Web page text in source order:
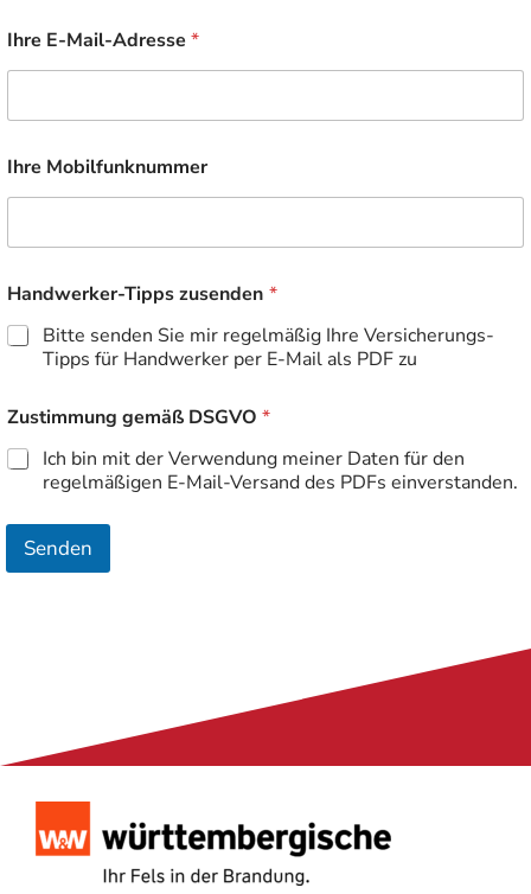
b
i
l
u
k
m
r
H
a
w
r
r
T
Ihre E-Mail-Adresse *
Ihre Mobilfunknummer
Handwerker-Tipps zusenden *
Bitte senden Sie mir regelmäßig Ihre Versicherungs-
Tipps für Handwerker per E-Mail als PDF zu
Zustimmung gemäß DSGVO *
Ich bin mit der Verwendung meiner Daten für den
regelmäßigen E-Mail-Versand des PDFs einverstanden.
Senden